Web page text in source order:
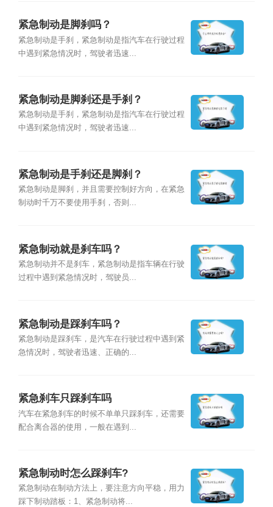
紧急制动是脚刹吗？
紧急制动是手刹，紧急制动是指汽车在行驶过程
中遇到紧急情况时，驾驶者迅速...
紧急制动是脚刹还是手刹？
紧急制动是手刹，紧急制动是指汽车在行驶过程
中遇到紧急情况时，驾驶者迅速...
紧急制动是手刹还是脚刹？
紧急制动是脚刹，并且需要控制好方向，在紧急
制动时千万不要使用手刹，否则...
紧急制动就是刹车吗？
紧急制动并不是刹车，紧急制动是指车辆在行驶
过程中遇到紧急情况时，驾驶员...
紧急制动是踩刹车吗？
紧急制动是踩刹车，是汽车在行驶过程中遇到紧
急情况时，驾驶者迅速、正确的...
紧急刹车只踩刹车吗
汽车在紧急刹车的时候不单单只踩刹车，还需要
配合离合器的使用，一般在遇到...
紧急制动时怎么踩刹车?
紧急制动在制动方法上，要注意方向平稳，用力
踩下制动踏板：1、紧急制动将...